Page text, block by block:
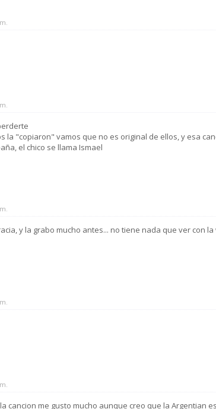
la "copiaron" vamos que no es original de ellos, y esa
el chico se llama Ismael
y la grabo mucho antes... no tiene nada que ver con
cancion me gusto mucho aunque creo que la Argentian